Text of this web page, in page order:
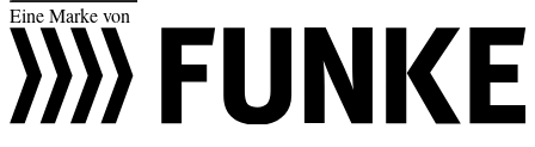
Zum
Inhalt
springen
Eine Marke von